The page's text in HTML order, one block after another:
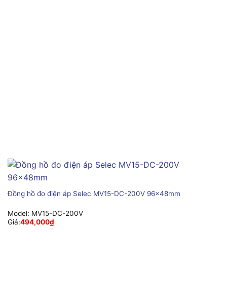
Đồng hồ đo điện áp Selec MV15-DC-200V 96x48mm
Model: MV15-DC-200V
Giá:494,000₫